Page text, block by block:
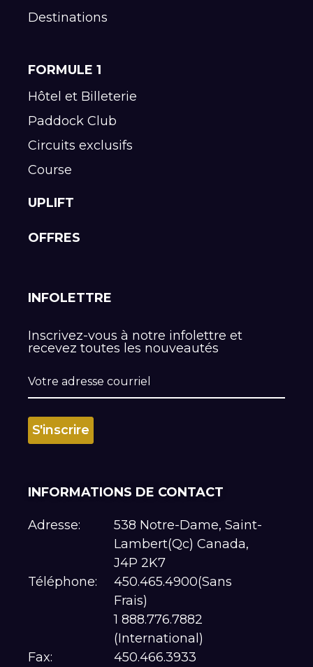
Destinations
FORMULE 1
Hôtel et Billeterie
Paddock Club
Circuits exclusifs
Course
UPLIFT
OFFRES
INFOLETTRE
Inscrivez-vous à notre infolettre et
recevez toutes les nouveautés
INFORMATIONS DE CONTACT
Adresse:
538 Notre-Dame, Saint-
Lambert(Qc) Canada,
J4P 2K7
Téléphone:
450.465.4900(Sans
Frais)
1 888.776.7882
(International)
Fax:
450.466.3933